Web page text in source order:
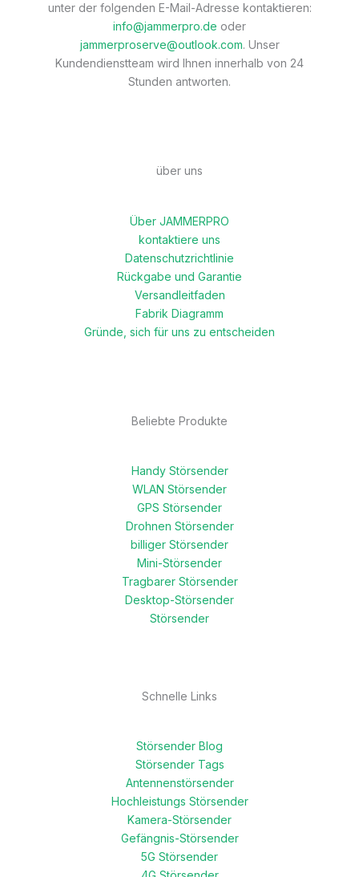
unter der folgenden E-Mail-Adresse kontaktieren:
info@jammerpro.de oder
jammerproserve@outlook.com. Unser
Kundendienstteam wird Ihnen innerhalb von 24
Stunden antworten.
über uns
Über JAMMERPRO
kontaktiere uns
Datenschutzrichtlinie
Rückgabe und Garantie
Versandleitfaden
Fabrik Diagramm
Gründe, sich für uns zu entscheiden
Beliebte Produkte
Handy Störsender
WLAN Störsender
GPS Störsender
Drohnen Störsender
billiger Störsender
Mini-Störsender
Tragbarer Störsender
Desktop-Störsender
Störsender
Schnelle Links
Störsender Blog
Störsender Tags
Antennenstörsender
Hochleistungs Störsender
Kamera-Störsender
Gefängnis-Störsender
5G Störsender